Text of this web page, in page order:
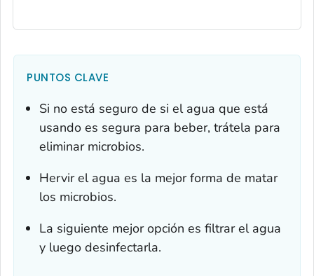
PUNTOS CLAVE
Si no está seguro de si el agua que está
usando es segura para beber, trátela para
eliminar microbios.
Hervir el agua es la mejor forma de matar
los microbios.
La siguiente mejor opción es filtrar el agua
y luego desinfectarla.